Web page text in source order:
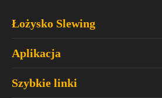
Łożysko Slewing
Aplikacja
Szybkie linki